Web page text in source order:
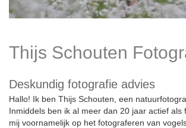
Thijs Schouten
Deskundig fotografie advies
Hallo! Ik ben Thijs Schouten, een
Inmiddels ben ik al meer dan 20 jaar actief als
mij voornamelijk op het fotograferen van